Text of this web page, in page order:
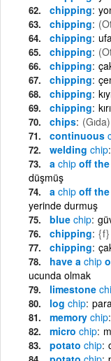
chipping
chipping
chipping
chipping
chipping
chipping
chipping
chipping
chips (Gıda)
continuous
welding chip
a chip off
düşmüş
a chip off
yerinde durmuş
blue chip
chipping {f}
chipping
have a chip
ucunda olmak
limestone
log chip
memory chip
micro chip
potato chip